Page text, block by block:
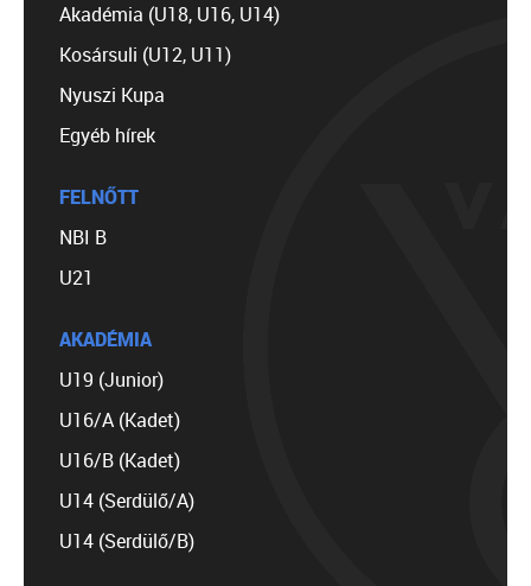
Akadémia (U18, U16, U14)
Kosársuli (U12, U11)
Nyuszi Kupa
Egyéb hírek
FELNŐTT
NBI B
U21
AKADÉMIA
U19 (Junior)
U16/A (Kadet)
U16/B (Kadet)
U14 (Serdülő/A)
U14 (Serdülő/B)